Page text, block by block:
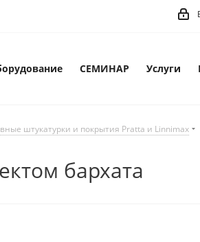
СЕМИНАР Услуги
штукатурки и покрытия Pratta и Linnimax
бархата